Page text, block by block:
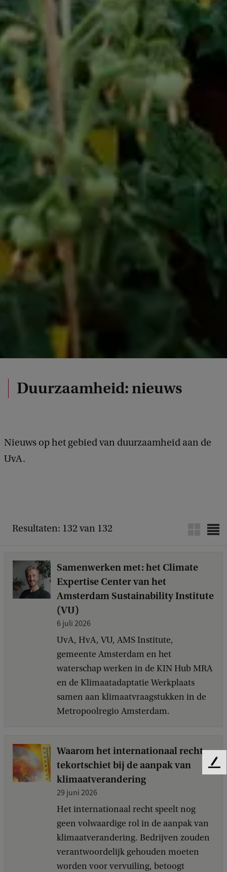
Duurzaamheid: nieuws
Nieuws op het gebied van duurzaamheid aan de
UvA.
Resultaten: 132 van 132
Samenwerken met: het Climate
Expertise Center van het
Amsterdam Sustainability Institute
(VU)
6 juli 2026
UvA, HvA, VU, AMS Institute,
gemeente Amsterdam en het
waterschap werken in de KIN Hub MRA
en de Klimaatadaptatie Werkplaats
samen aan klimaatvraagstukken in de
Metropoolregio Amsterdam.
Waarom het internationaal recht
tekortschiet bij de aanpak van
klimaatverandering
29 juni 2026
Het internationaal recht speelt nog
geen volwaardige rol in de aanpak van
klimaatverandering. Bedrijven zouden
verantwoordelijk gehouden moeten
worden voor vervuiling, betoogt
F